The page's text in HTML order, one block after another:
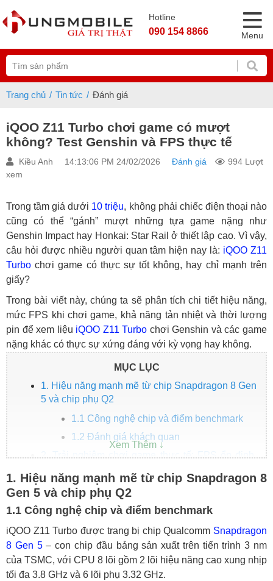
Hotline
090 154 8866 Menu
Trang chủ Tin tức Đánh giá
iQOO Z11 Turbo chơi game có mượt
không? Test Genshin và FPS thực tế
Kiều Anh 14:13:06 PM 24/02/2026 Đánh giá
994 Lượt
xem
Trong tầm giá dưới 10 triệu, không phải chiếc điện thoại nào
cũng có thể “gánh” mượt những tựa game nặng như
Genshin Impact hay Honkai: Star Rail ở thiết lập cao. Vì vậy,
câu hỏi được nhiều người quan tâm hiện nay là: iQOO Z11
Turbo chơi game có thực sự tốt không, hay chỉ mạnh trên
giấy?
Trong bài viết này, chúng ta sẽ phân tích chi tiết hiệu năng,
mức FPS khi chơi game, khả năng tản nhiệt và thời lượng
pin để xem liệu iQOO Z11 Turbo chơi Genshin và các game
nặng khác có thực sự xứng đáng với kỳ vọng hay không.
MỤC LỤC
1. Hiệu năng mạnh mẽ từ chip Snapdragon 8 Gen
5 và chip phụ Q2
1.1 Công nghệ chip và điểm benchmark
1.2 Đánh giá khách quan
2. Trải nghiệm chơi game thực tế: FPS ổn định,
2.1 Hiệu suất chơi game trên các tựa
game phổ biến
2.2 Kiểm soát nhiệt và ổn định hiệu suất
2.3 Đánh giá chủ quan
3. Pin “trâu” và sạc nhanh siêu tốc hỗ trợ chơi
game lâu dài
1. Hiệu năng mạnh mẽ từ chip Snapdragon 8
Gen 5 và chip phụ Q2
1.1 Công nghệ chip và điểm benchmark
iQOO Z11 Turbo được trang bị chip Qualcomm Snapdragon
8 Gen 5– con chip đầu bảng sản xuất trên tiến trình 3 nm
của TSMC, với CPU 8 lõi gồm 2 lõi hiệu năng cao xung nhịp
tối đa 3.8 GHz và 6 lõi phụ 3.32 GHz.